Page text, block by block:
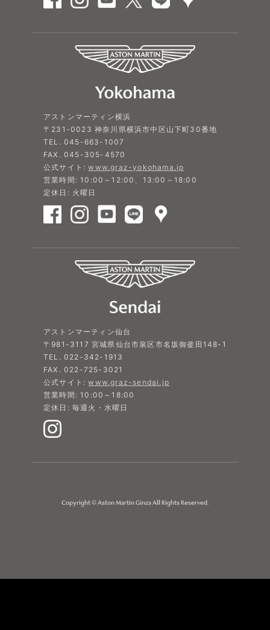
アストンマーティン横浜
〒231-0023 神奈川県横浜市中区山下町30番地
TEL. 045-663-1007
FAX. 045-305-4570
公式サイト:www.graz-yokohama.jp
営業時間: 10:00～12:00、13:00～18:00
定休日: 火曜日
アストンマーティン仙台
〒981-3117 宮城県仙台市泉区市名坂御釜田148-1
TEL. 022-342-1913
FAX. 022-725-3021
公式サイト:www.graz-sendai.jp
営業時間: 10:00～18:00
定休日: 毎週火・水曜日
Copyright © Aston Martin Ginza All Rights Reserved.